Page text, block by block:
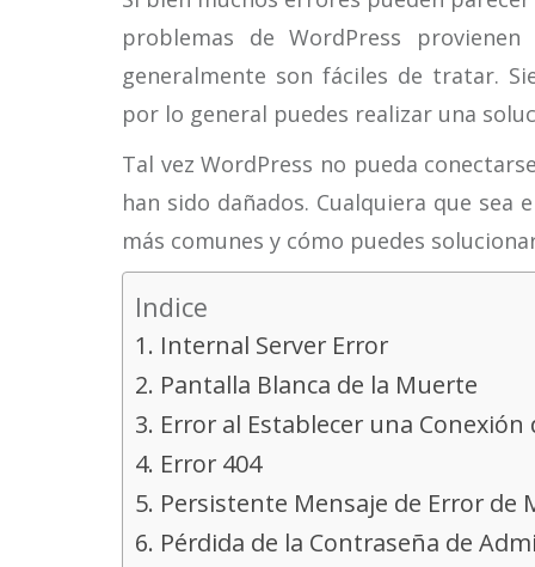
problemas de WordPress
generalmente son fáciles de tratar.
por lo general puedes realizar una
Tal vez WordPress no pueda
han sido dañados. Cualquiera que sea
más comunes y cómo puedes
Indice
1. Internal Server Error
2. Pantalla Blanca de la Muerte
3. Error al Establecer una Conexión
4. Error 404
5. Persistente Mensaje de Error
6. Pérdida de la Contraseña de